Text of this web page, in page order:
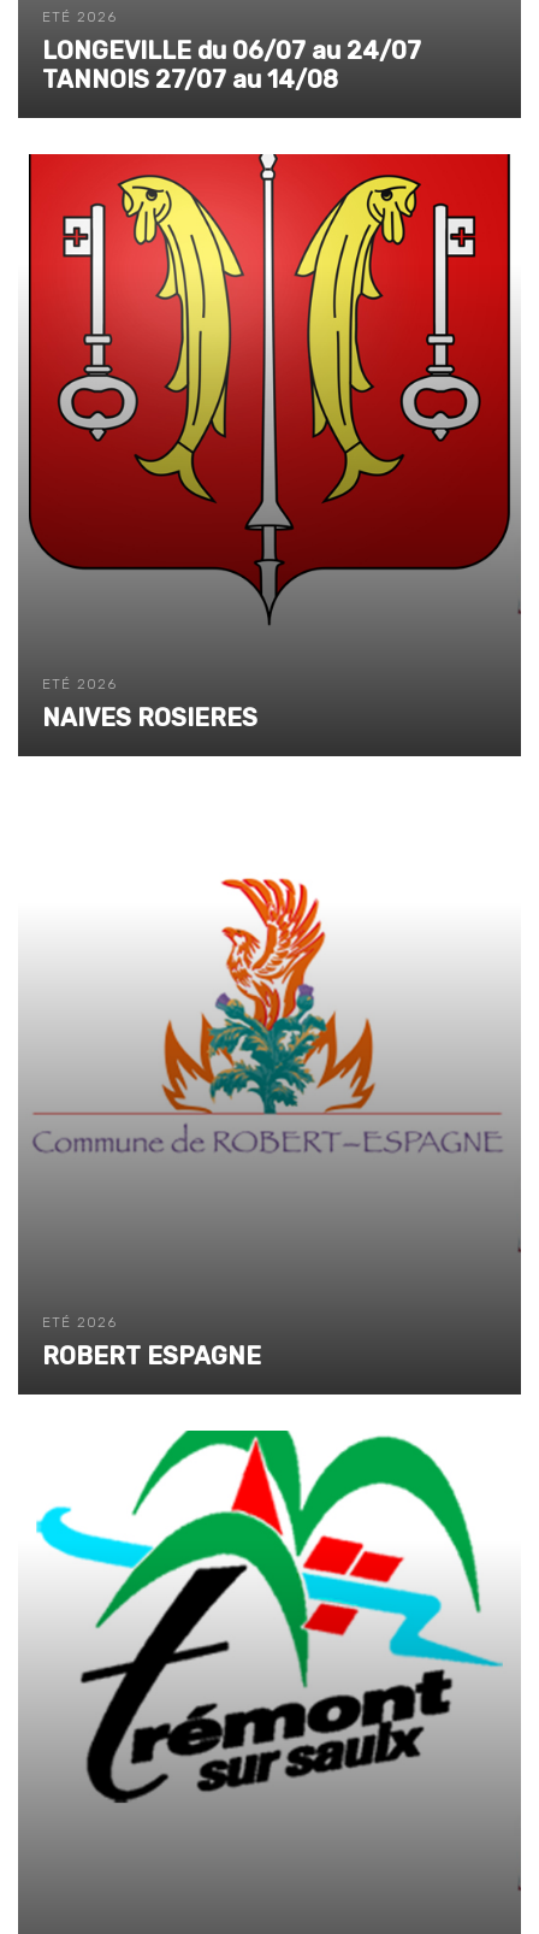
ETÉ 2026
LONGEVILLE du 06/07 au 24/07
TANNOIS 27/07 au 14/08
ETÉ 2026
NAIVES ROSIERES
ETÉ 2026
ROBERT ESPAGNE